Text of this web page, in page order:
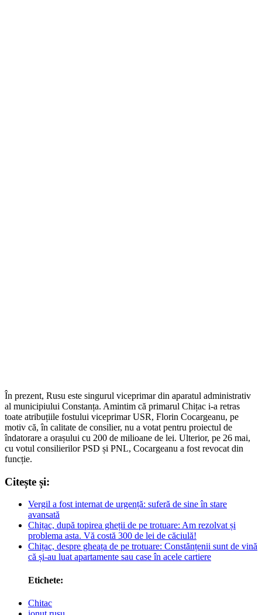
În prezent, Rusu este singurul viceprimar din aparatul administrativ
al municipiului Constanța. Amintim că primarul Chițac i-a retras
toate atribuțiile fostului viceprimar USR, Florin Cocargeanu, pe
motiv că, în calitate de consilier, nu a votat pentru proiectul de
îndatorare a orașului cu 200 de milioane de lei. Ulterior, pe 26 mai,
cu votul consilierilor PSD și PNL, Cocargeanu a fost revocat din
funcție.
Citește și:
Vergil a fost internat de urgență: suferă de sine în stare
avansată
Chițac, după topirea gheții de pe trotuare: Am rezolvat și
problema asta. Vă costă 300 de lei de căciulă!
Chițac, despre gheața de pe trotuare: Constănțenii sunt de vină
că și-au luat apartamente sau case în acele cartiere
Etichete:
Chitac